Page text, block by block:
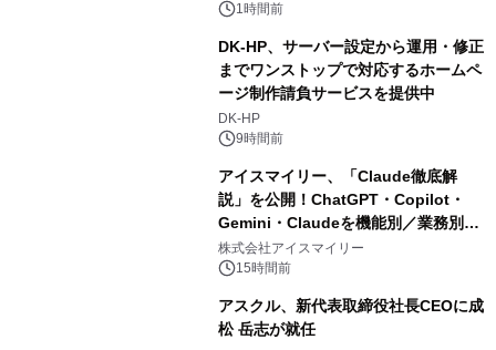
1時間前
DK-HP、サーバー設定から運用・修正
までワンストップで対応するホームペ
ージ制作請負サービスを提供中
DK-HP
9時間前
アイスマイリー、「Claude徹底解
説」を公開！ChatGPT・Copilot・
Gemini・Claudeを機能別／業務別に
比較―自社に合う生成AIの選び方がわ
かる実践ガイド
株式会社アイスマイリー
15時間前
アスクル、新代表取締役社長CEOに成
松 岳志が就任